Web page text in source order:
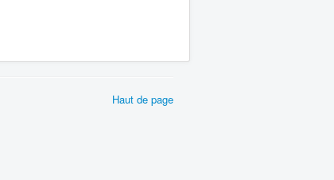
Haut de page